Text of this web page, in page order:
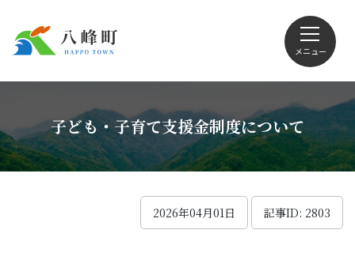
メニュー
Foreign language
子ども・子育て支援金制度について
2026年04月01日 記事ID: 2803